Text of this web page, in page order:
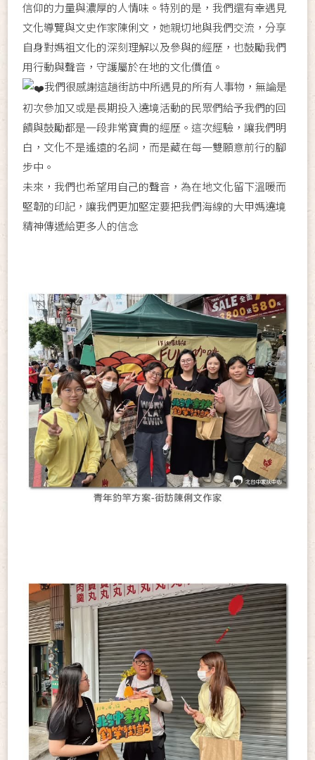
信仰的力量與濃厚的人情味。特別的是，我們還有幸遇見
文化導覽與文史作家陳俐文，她親切地與我們交流，分享
自身對媽祖文化的深刻理解以及參與的經歷，也鼓勵我們
用行動與聲音，守護屬於在地的文化價值。
我們很感謝這趟街訪中所遇見的所有人事物，無論是
初次參加又或是長期投入遶境活動的民眾們給予我們的回
饋與鼓勵都是一段非常寶貴的經歷。這次經驗，讓我們明
白，文化不是遙遠的名詞，而是藏在每一雙願意前行的腳
步中。
未來，我們也希望用自己的聲音，為在地文化留下溫暖而
堅韌的印記，讓我們更加堅定要把我們海線的大甲媽遶境
精神傳遞給更多人的信念